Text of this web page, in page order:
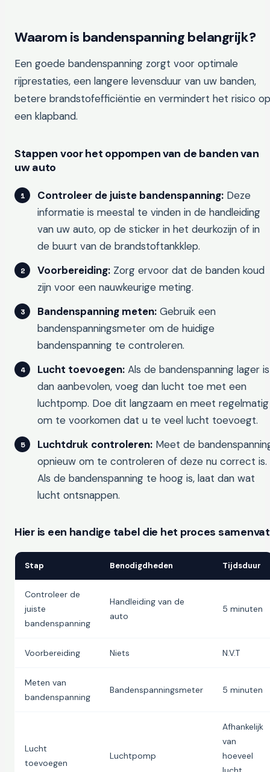
Waarom is bandenspanning belangrijk?
Een goede bandenspanning zorgt voor optimale
rijprestaties, een langere levensduur van uw banden,
betere brandstofefficiëntie en vermindert het risico op
een klapband.
Stappen voor het oppompen van de banden van
uw auto
Controleer de juiste bandenspanning: Deze
informatie is meestal te vinden in de handleiding
van uw auto, op de sticker in het deurkozijn of in
de buurt van de brandstoftankklep.
Voorbereiding: Zorg ervoor dat de banden koud
zijn voor een nauwkeurige meting.
Bandenspanning meten: Gebruik een
bandenspanningsmeter om de huidige
bandenspanning te controleren.
Lucht toevoegen: Als de bandenspanning lager is
dan aanbevolen, voeg dan lucht toe met een
luchtpomp. Doe dit langzaam en meet regelmatig
om te voorkomen dat u te veel lucht toevoegt.
Luchtdruk controleren: Meet de
opnieuw om te controleren of deze nu correct is.
Als de bandenspanning te hoog is, laat dan wat
lucht ontsnappen.
Hier is een handige tabel die het proces samenvat
Stap Benodigdheden Tijdsduur
Controleer de
juiste
bandenspanning
Handleiding van de
auto
5 minuten
Voorbereiding Niets N.V.T
Meten van
bandenspanning
Bandenspanningsmeter 5 minuten
Lucht
toevoegen
Luchtpomp
Afhankelijk
van
hoeveel